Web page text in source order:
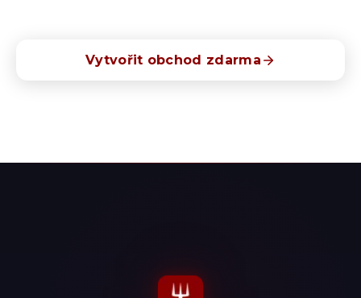
Vytvořit obchod zdarma